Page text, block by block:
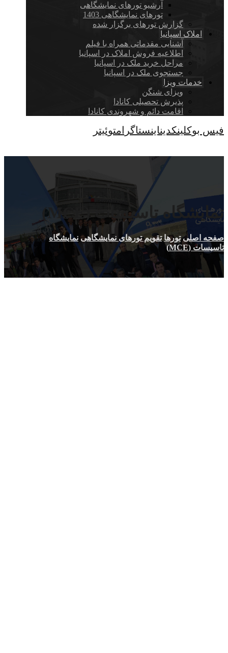
آرشیو تورهای نمایشگاهی
تورهای نمایشگاهی 1403
گزارش تورهای برگزار شده
املاک اسپانیا
آشنایی مقدماتی همراه با فیلم
اطلاعیه فروش املاک در اسپانیا
مراحل خرید ملک در اسپانیا
جستجوی ملک در اسپانیا
خدمات ویزا
ویزای شنگن
پذیرش تحصیلی کانادا
اقامت دائم و شهروندی کانادا
فیس بوکلینکدیناینستاگرامتوئیتر
نمایشگاه تاسیسات (MCE)
صفحه اصلی تورها تقویم تورهای نمایشگاهی نمایشگاه
تاسیسات (MCE)